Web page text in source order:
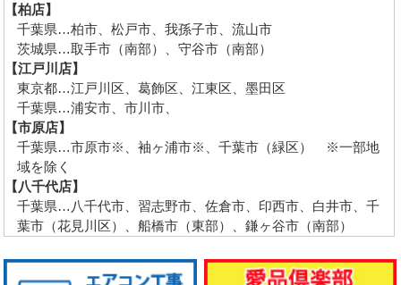
【柏店】
千葉県…柏市、松戸市、我孫子市、流山市
茨城県…取手市（南部）、守谷市（南部）
【江戸川店】
東京都…江戸川区、葛飾区、江東区、墨田区
千葉県…浦安市、市川市、
【市原店】
千葉県…市原市※、袖ヶ浦市※、千葉市（緑区） ※一部地
域を除く
【八千代店】
千葉県…八千代市、習志野市、佐倉市、印西市、白井市、千
葉市（花見川区）、船橋市（東部）、鎌ヶ谷市（南部）